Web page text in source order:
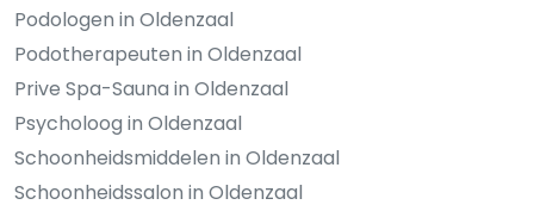
Podologen in Oldenzaal
Podotherapeuten in Oldenzaal
Prive Spa-Sauna in Oldenzaal
Psycholoog in Oldenzaal
Schoonheidsmiddelen in Oldenzaal
Schoonheidssalon in Oldenzaal